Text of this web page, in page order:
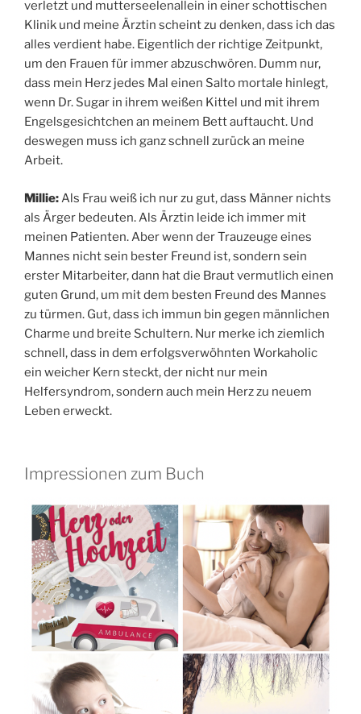
verletzt und mutterseelenallein in einer schottischen
Klinik und meine Ärztin scheint zu denken, dass ich das
alles verdient habe. Eigentlich der richtige Zeitpunkt,
um den Frauen für immer abzuschwören. Dumm nur,
dass mein Herz jedes Mal einen Salto mortale hinlegt,
wenn Dr. Sugar in ihrem weißen Kittel und mit ihrem
Engelsgesichtchen an meinem Bett auftaucht. Und
deswegen muss ich ganz schnell zurück an meine
Arbeit.
Millie:Als Frau weiß ich nur zu gut, dass Männer nichts
als Ärger bedeuten. Als Ärztin leide ich immer mit
meinen Patienten. Aber wenn der Trauzeuge eines
Mannes nicht sein bester Freund ist, sondern sein
erster Mitarbeiter, dann hat die Braut vermutlich einen
guten Grund, um mit dem besten Freund des Mannes
zu türmen. Gut, dass ich immun bin gegen männlichen
Charme und breite Schultern. Nur merke ich ziemlich
schnell, dass in dem erfolgsverwöhnten Workaholic
ein weicher Kern steckt, der nicht nur mein
Helfersyndrom, sondern auch mein Herz zu neuem
Leben erweckt.
Impressionen zum Buch